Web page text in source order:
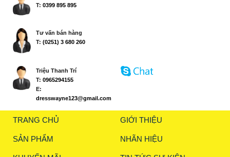
T: 0399 895 895
Tư vấn bán hàng
T: (0251) 3 680 260
Triệu Thanh Trí
T: 0965294155
E:
dresswayne123@gmail.com
TRANG CHỦ GIỚI THIỆU
SẢN PHẨM NHÃN HIỆU